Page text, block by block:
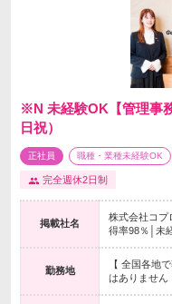
※N 未経験OK【管理事
日祝）
正社員 職種・業種未経験OK
完全週休2日制
掲載社名
株式会社コプ
得率98％│未
勤務地
【 全国各地
はありません